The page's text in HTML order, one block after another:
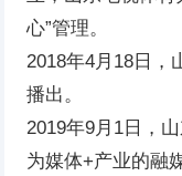
心”管理。
2018年4月18日，
播出。
2019年9月1日，
为媒体+产业的融